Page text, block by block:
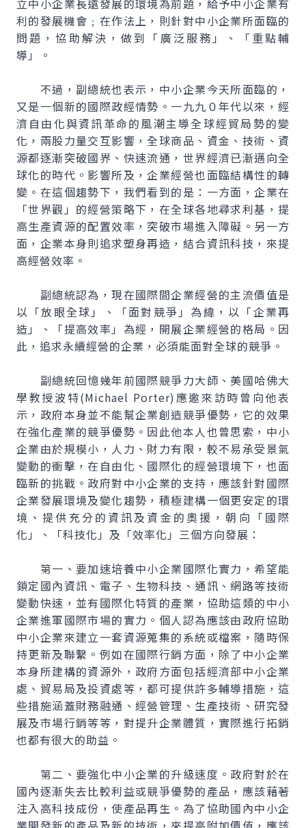
立中小企業長遠發展的環境為前題，給予中小企業有
利的發展機會﹔在作法上，則針對中小企業所面臨的
問題，協助解決，做到「廣泛服務」、「重點輔
導」。
不過，副總統也表示，中小企業今天所面臨的，
又是一個新的國際政經情勢。一九九０年代以來，經
濟自由化與資訊革命的風潮主導全球經貿局勢的變
化，兩股力量交互影響，全球商品、資金、技術、資
源都逐漸突破國界、快速流通，世界經濟已漸邁向全
球化的時代。影響所及，企業經營也面臨結構性的轉
變。在這個趨勢下，我們看到的是：一方面，企業在
「世界觀」的經營策略下，在全球各地尋求利基，提
高生產資源的配置效率，突破市場進入障礙。另一方
面，企業本身則追求塑身再造，結合資訊科技，來提
高經營效率。
副總統認為，現在國際間企業經營的主流價值是
以「放眼全球」、「面對競爭」為緯，以「企業再
造」、「提高效率」為經，開展企業經營的格局。因
此，追求永續經營的企業，必須能面對全球的競爭。
副總統回憶幾年前國際競爭力大師、美國哈佛大
學教授波特(Michael Porter)應邀來訪時曾向他表
示，政府本身並不能幫企業創造競爭優勢，它的效果
在強化產業的競爭優勢。因此他本人也曾思索，中小
企業由於規模小，人力、財力有限，較不易承受景氣
變動的衝擊，在自由化、國際化的經營環境下，也面
臨新的挑戰。政府對中小企業的支持，應該針對國際
企業發展環境及變化趨勢，積極建構一個更安定的環
境、提供充分的資訊及資金的奧援，朝向「國際
化」、「科技化」及「效率化」三個方向發展：
第一、要加速培養中小企業國際化實力，希望能
鎖定國內資訊、電子、生物科技、通訊、網路等技術
變動快速，並有國際化特質的產業，協助這類的中小
企業進軍國際市場的實力。個人認為應該由政府協助
中小企業來建立一套資源蒐集的系統或檔案，隨時保
持更新及聯繫。例如在國際行銷方面，除了中小企業
本身所建構的資源外，政府方面包括經濟部中小企業
處、貿易局及投資處等，都可提供許多輔導措施，這
些措施涵蓋財務融通、經營管理、生產技術、研究發
展及市場行銷等等，對提升企業體質，實際進行拓銷
也都有很大的助益。
第二、要強化中小企業的升級速度。政府對於在
國內逐漸失去比較利益或競爭優勢的產品，應該藉著
注入高科技成份，使產品再生。為了協助國內中小企